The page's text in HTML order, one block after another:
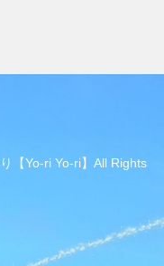
【Yo-ri Yo-ri】All Rights